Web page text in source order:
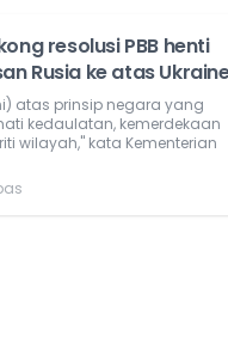
resolusi PBB henti
Rusia ke atas
atas prinsip negara yang
kedaulatan, kemerdekaan
wilayah," kata Kementerian